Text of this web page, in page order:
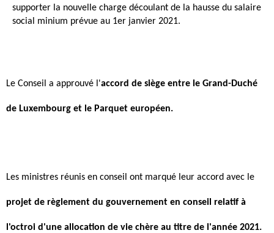
supporter la nouvelle charge découlant de la hausse du salaire
social minium prévue au 1er janvier 2021.
Le Conseil a approuvé l'accord de siège entre le Grand-Duché
de Luxembourg et le Parquet européen.
Les ministres réunis en conseil ont marqué leur accord avec le
projet de règlement du gouvernement en conseil relatif à
l'octroi d'une allocation de vie chère au titre de l'année 2021.